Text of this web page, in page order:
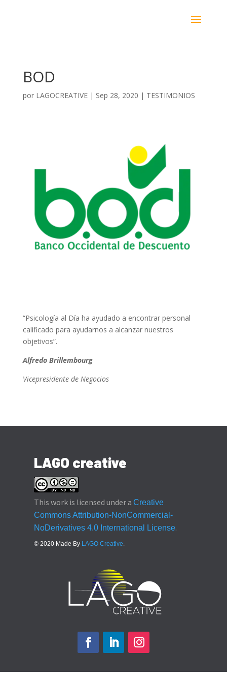
BOD
por LAGOCREATIVE| Sep 28, 2020 | TESTIMONIOS
“Psicología al Día ha ayudado a encontrar personal
calificado para ayudarnos a alcanzar nuestros
objetivos”.
Alfredo Brillembourg
Vicepresidente de Negocios
LAGO creative
This work is licensed under aCreative
Commons Attribution-NonCommercial-
NoDerivatives 4.0 International License.
© 2020 Made By LAGO Creative.